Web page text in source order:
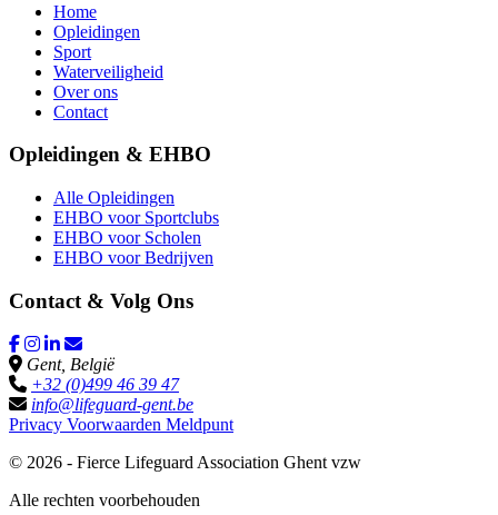
Home
Opleidingen
Sport
Waterveiligheid
Over ons
Contact
Opleidingen & EHBO
Alle Opleidingen
EHBO voor Sportclubs
EHBO voor Scholen
EHBO voor Bedrijven
Contact & Volg Ons
Gent, België
+32 (0)499 46 39 47
info@lifeguard-gent.be
Privacy Voorwaarden Meldpunt
© 2026 - Fierce Lifeguard Association Ghent vzw
Alle rechten voorbehouden